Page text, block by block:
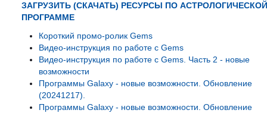
ЗАГРУЗИТЬ (СКАЧАТЬ) РЕСУРСЫ ПО АСТРОЛОГИЧЕСКОЙ
ПРОГРАММЕ
Короткий промо-ролик Gems
Видео-инструкция по работе с Gems
Видео-инструкция по работе с Gems. Часть 2 - новые
возможности
Программы Galaxy - новые возможности. Обновление
(20241217).
Программы Galaxy - новые возможности. Обновление